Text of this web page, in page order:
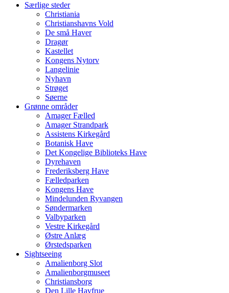
Særlige steder
Christiania
Christianshavns Vold
De små Haver
Dragør
Kastellet
Kongens Nytorv
Langelinie
Nyhavn
Strøget
Søerne
Grønne områder
Amager Fælled
Amager Strandpark
Assistens Kirkegård
Botanisk Have
Det Kongelige Biblioteks Have
Dyrehaven
Frederiksberg Have
Fælledparken
Kongens Have
Mindelunden Ryvangen
Søndermarken
Valbyparken
Vestre Kirkegård
Østre Anlæg
Ørstedsparken
Sightseeing
Amalienborg Slot
Amalienborgmuseet
Christiansborg
Den Lille Havfrue